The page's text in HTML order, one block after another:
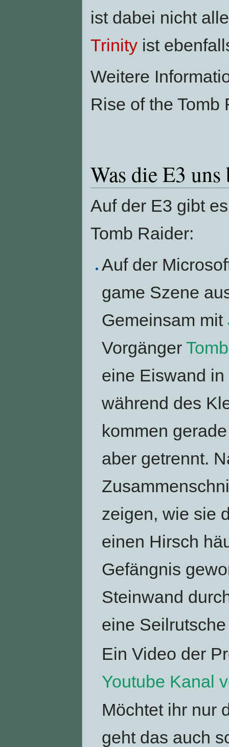
ist dabei nicht
Trinity ist
Weitere
Rise of the Tomb
Was die E3
Auf der E3 gibt
Tomb Raider:
Auf der
game Szene
Gemeinsam mit
Vorgänger
eine Eiswand
während des
kommen
aber getrennt.
zeigen, wie sie
einen Hirsch
Gefängnis
Steinwand
eine
Ein Video der
Youtube Kanal
Möchtet ihr nur
geht das auch